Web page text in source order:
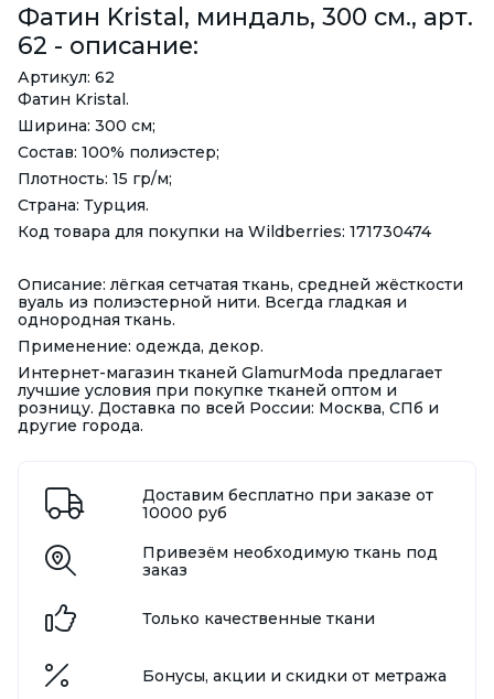
Фатин Kristal, миндаль, 300 см., арт.
62 - описание:
Артикул: 62
Фатин Kristal.
Ширина: 300 см;
Состав: 100% полиэстер;
Плотность: 15 гр/м;
Страна: Турция.
Код товара для покупки на Wildberries: 171730474
Описание: лёгкая сетчатая ткань, средней жёсткости
вуаль из полиэстерной нити. Всегда гладкая и
однородная ткань.
Применение: одежда, декор.
Интернет-магазин тканей GlamurModa предлагает
лучшие условия при покупке тканей оптом и
розницу. Доставка по всей России: Москва, СПб и
другие города.
Доставим бесплатно при заказе от
10000 руб
Привезём необходимую ткань под
заказ
Только качественные ткани
Бонусы, акции и скидки от метража